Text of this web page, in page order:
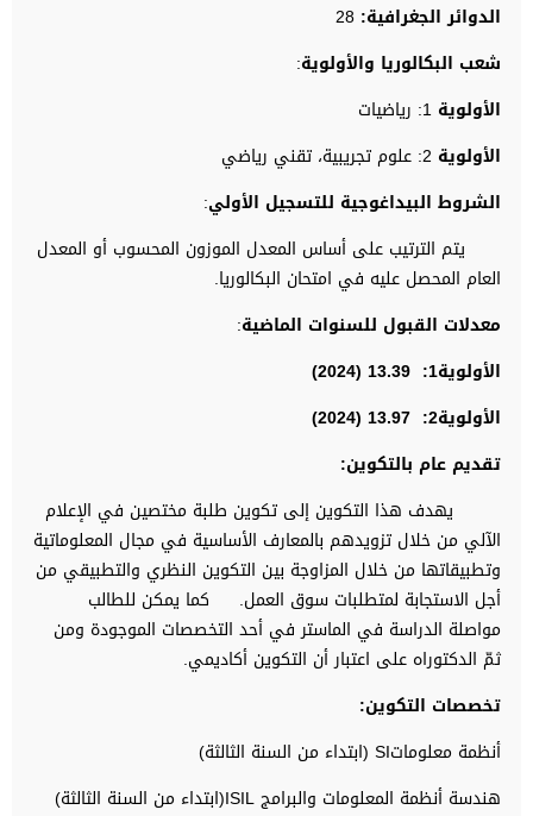
الدوائر الجغرافية:
شعب البكالوريا والأولوية:
الأولوية
الأولوية
الشروط البيداغوجية للتسجيل الأولي:
يتم الترتيب على أساس المعدل الموزون المحسوب أو المعدل
العام المحصل عليه في امتحان البكالوريا.
معدلات القبول للسنوات الماضية:
الأولوية1: 13.39 (2024)
الأولوية2: 13.97 (2024)
تقديم عام بالتكوين:
يهدف هذا التكوين إلى تكوين طلبة مختصين في الإعلام
الآلي من خلال تزويدهم بالمعارف الأساسية في مجال المعلوماتية
وتطبيقاتها من خلال المزاوجة بين التكوين النظري والتطبيقي من
أجل الاستجابة لمتطلبات سوق العمل. كما يمكن للطالب
مواصلة الدراسة في الماستر في أحد التخصصات الموجودة ومن
ثمّ الدكتوراه على اعتبار أن التكوين أكاديمي.
تخصصات التكوين:
أنظمة معلوماتSI (ابتداء من السنة الثالثة)
هندسة أنظمة المعلومات والبرامج ISIL(ابتداء من السنة الثالثة)